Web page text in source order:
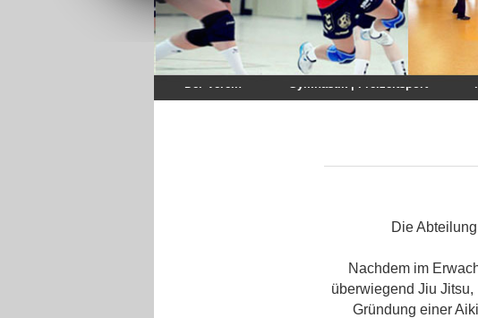
Der Verein Gymnastik | Freizeitsport
Die
Nachdem im
überwiegend Jiu
Gründung einer